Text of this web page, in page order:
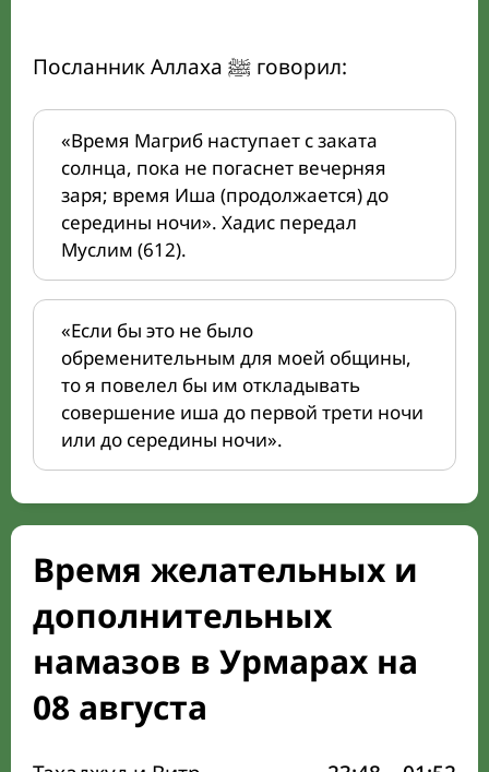
Посланник Аллаха ﷺ говорил:
«Время Магриб наступает с заката
солнца, пока не погаснет вечерняя
заря; время Иша (продолжается) до
середины ночи». Хадис передал
Муслим (612).
«Если бы это не было
обременительным для моей общины,
то я повелел бы им откладывать
совершение иша до первой трети ночи
или до середины ночи».
Время желательных и
дополнительных
намазов в Урмарах на
08 августа